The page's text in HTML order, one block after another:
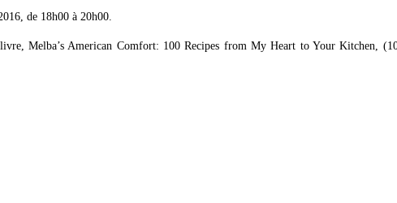
de 18h00 à 20h00.
Melba’s American Comfort: 100 Recipes from My Heart to Your Kitchen,